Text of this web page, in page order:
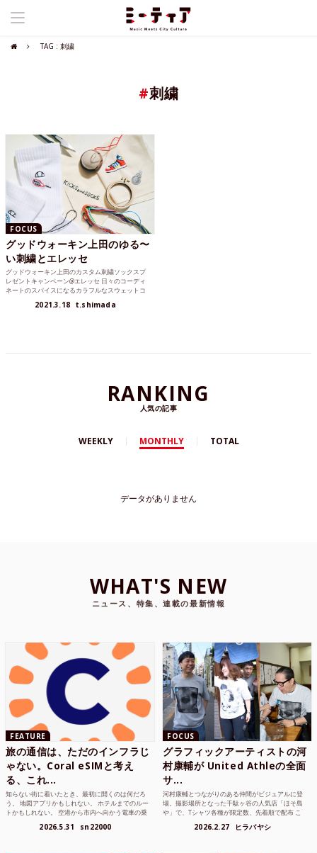
TAG : 刺繍
#刺繍
FOCUS
グッドウォーキン上田のゆる〜
い刺繍とエレッセ
グッドウォーキン上田のカスタム刺繍ソックスプ
レゼントキャンペーン@エレッセ 日々のコーディ
ネートのスパイスになるカラフルなスウェットコ
2021.3.18 t.shimada
RANKING
人気の記事
WEEKLY MONTHLY TOTAL
データがありません
WHAT'S NEW
ニュース、特集、連載の最新情報
FEATURE
旅の通信は、ただのインフラじ
ゃない。Coral eSIMと考え
る、これ...
知らない街に着いたとき、最初に開くのは何だろ
う。 地図アプリかもしれない。 ホテルまでのルー
トかもしれない。 空港から市内へ向かう電車の乗
2026.5.31 sn22000
FOCUS
グラフィックアーティストの河
村康輔が United Athleの全面
サ...
河村康輔とつながりのある仲間がビジュアルに登
場。撮影場所となった千駄ヶ谷の人気店「ほそ島
や」で、Tシャツ各種が限定数、先着順で配布 こ
2026.2.27 ヒラバヤシ